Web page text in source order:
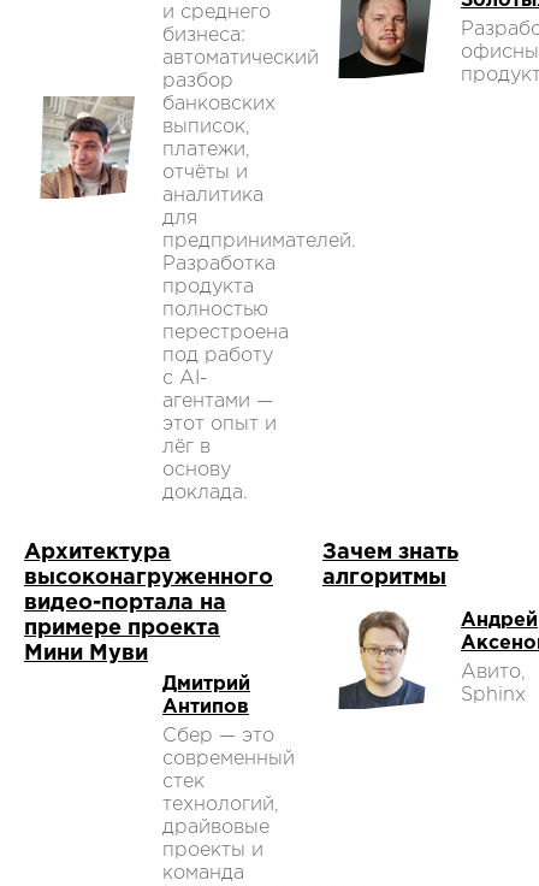
и среднего
бизнеса:
автоматический
разбор
банковских
выписок,
платежи,
отчёты и
аналитика
для
предпринимателей.
Разработка
продукта
полностью
перестроена
под работу
с AI-
агентами —
этот опыт и
лёг в
основу
доклада.
Архитектура
высоконагруженного
видео-портала на
примере проекта
Мини Муви
Дмитрий
Антипов
Сбер — это
современный
стек
технологий,
драйвовые
проекты и
команда
Зачем знать
алгоритмы
Андрей
Авито,
Sphinx